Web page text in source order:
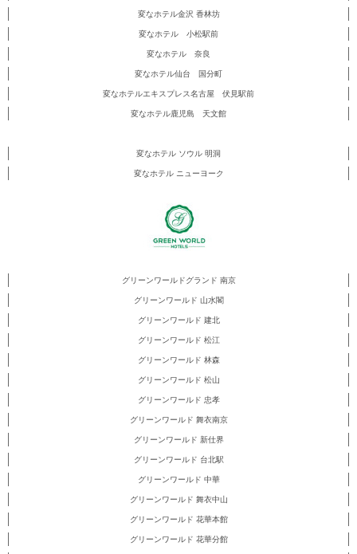
変なホテル金沢 香林坊
変なホテル 小松駅前
変なホテル 奈良
変なホテル仙台 国分町
変なホテルエキスプレス名古屋 伏見駅前
変なホテル鹿児島 天文館
変なホテル ソウル 明洞
変なホテル ニューヨーク
グリーンワールドグランド 南京
グリーンワールド 山水閣
グリーンワールド 建北
グリーンワールド 松江
グリーンワールド 林森
グリーンワールド 松山
グリーンワールド 忠孝
グリーンワールド 舞衣南京
グリーンワールド 新仕界
グリーンワールド 台北駅
グリーンワールド 中華
グリーンワールド 舞衣中山
グリーンワールド 花華本館
グリーンワールド 花華分館